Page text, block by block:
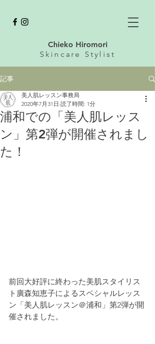
Chieko Hiromori
Skincare Stylist
記事
浦和での「美人肌レッス
ン」第2弾が開催されまし
た！
美人肌レッスン事務局
2020年7月31日 読了時間: 1分
前回大好評に終わった美肌スタイリス
ト廣森知恵子によるスペシャルレッス
ン「美人肌レッスン＠浦和」第2弾が開
催されました。